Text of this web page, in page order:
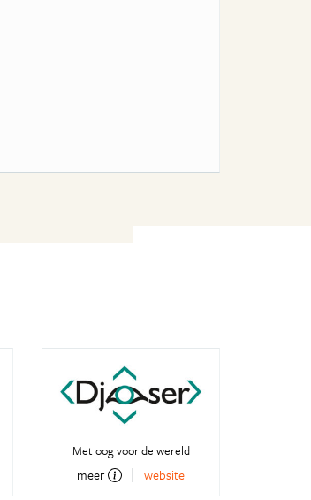
Met oog voor de wereld
meer website